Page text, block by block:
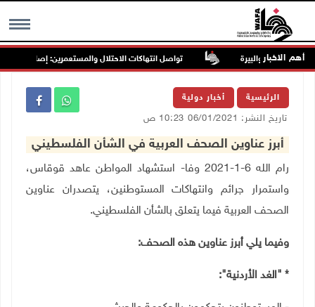
MENU أهم الاخبار تواصل انتهاكات الاحتلال والمستعمرين: إصابات
الرئيسية أخبار دولية
تاريخ النشر: 06/01/2021 10:23 ص
أبرز عناوين الصحف العربية في الشأن الفلسطيني
رام الله 6-1-2021 وفا- استشهاد المواطن عاهد قوقاس،
واستمرار جرائم وانتهاكات المستوطنين، يتصدران عناوين
الصحف العربية فيما يتعلق بالشأن الفلسطيني.
وفيما يلي أبرز عناوين هذه الصحف:
* "الغد الأردنية":